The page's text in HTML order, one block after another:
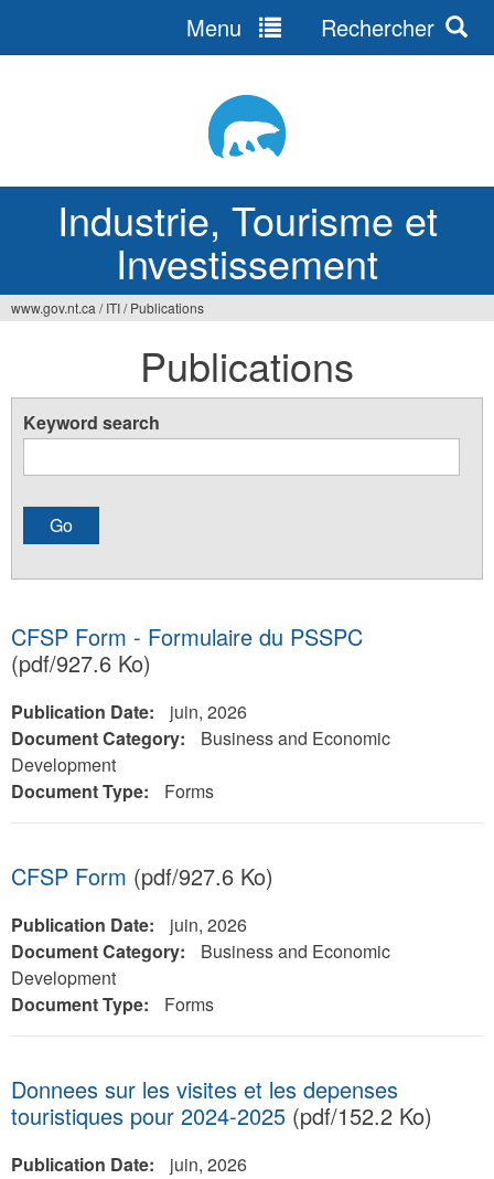
Industrie, Tourisme et
Investissement
Menu Rechercher
ici
www.gov.nt.ca / ITI/ Publications
Publications
Keyword search
CFSP Form - Formulaire du PSSPC
(pdf/927.6 Ko)
Publication Date:
juin, 2026
Document Category:
Business and Economic
Development
Document Type:
Forms
CFSP Form (pdf/927.6 Ko)
Publication Date:
juin, 2026
Document Category:
Business and Economic
Development
Document Type:
Forms
Donnees sur les visites et les depenses
touristiques pour 2024-2025 (pdf/152.2 Ko)
Publication Date:
juin, 2026